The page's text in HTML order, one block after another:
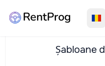
Șabloane